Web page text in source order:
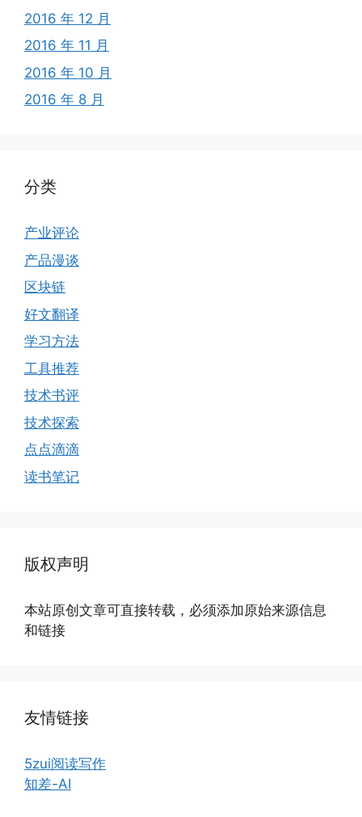
2016 年 12 月
2016 年 11 月
2016 年 10 月
2016 年 8 月
分类
产业评论
产品漫谈
区块链
好文翻译
学习方法
工具推荐
技术书评
技术探索
点点滴滴
读书笔记
版权声明
本站原创文章可直接转载，必须添加原始来源信息
和链接
友情链接
5zui阅读写作
知差-AI